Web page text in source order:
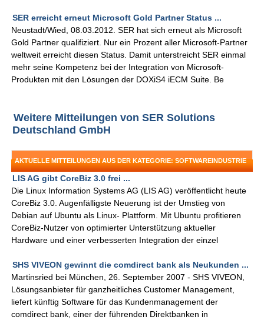
SER erreicht erneut Microsoft Gold Partner Status ...
Neustadt/Wied, 08.03.2012. SER hat sich erneut als Microsoft
Gold Partner qualifiziert. Nur ein Prozent aller Microsoft-Partner
weltweit erreicht diesen Status. Damit unterstreicht SER einmal
mehr seine Kompetenz bei der Integration von Microsoft-
Produkten mit den Lösungen der DOXiS4 iECM Suite. Be
Weitere Mitteilungen von SER Solutions
Deutschland GmbH
AKTUELLE MITTEILUNGEN AUS DER KATEGORIE: SOFTWAREINDUSTRIE
LIS AG gibt CoreBiz 3.0 frei ...
Die Linux Information Systems AG (LIS AG) veröffentlicht heute
CoreBiz 3.0. Augenfälligste Neuerung ist der Umstieg von
Debian auf Ubuntu als Linux- Plattform. Mit Ubuntu profitieren
CoreBiz-Nutzer von optimierter Unterstützung aktueller
Hardware und einer verbesserten Integration der einzel
SHS VIVEON gewinnt die comdirect bank als Neukunden ...
Martinsried bei München, 26. September 2007 - SHS VIVEON,
Lösungsanbieter für ganzheitliches Customer Management,
liefert künftig Software für das Kundenmanagement der
comdirect bank, einer der führenden Direktbanken in